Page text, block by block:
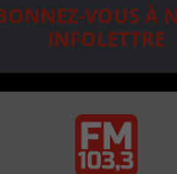
VOUS À
INFOLETTRE